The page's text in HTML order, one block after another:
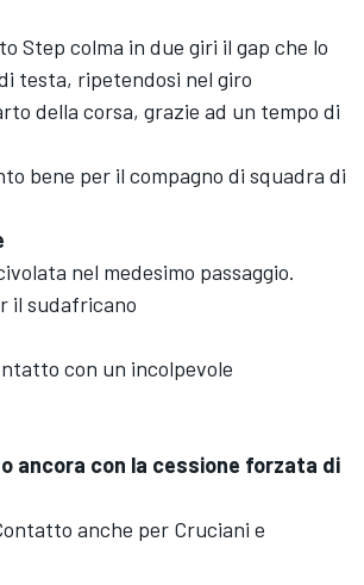
Step colma in due giri il gap che lo
testa, ripetendosi nel giro
della corsa, grazie ad un tempo di
bene per il compagno di squadra di
nel medesimo passaggio.
il sudafricano
con un incolpevole
ancora con la cessione forzata di
anche per Cruciani e